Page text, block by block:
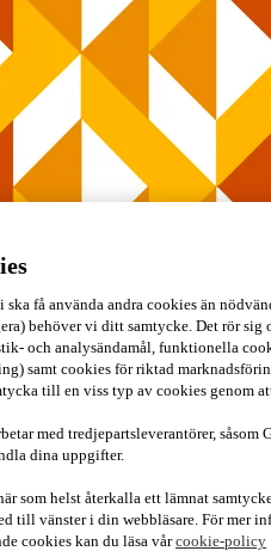
arbete inom OECD avseende
Pillar II. EU antog i december
att senast vid utgången
ha infört nationella regler som
ska tillämpas från och med
ska få använda andra cookies än
behöver vi ditt samtycke. Det rör
och analysändamål, funktionella
samt cookies för riktad
till en viss typ av cookies genom
med tredjepartsleverantörer,
dina uppgifter.
som helst återkalla ett lämnat
till vänster i din webbläsare. För mer
cookies kan du läsa vårcookie-policy